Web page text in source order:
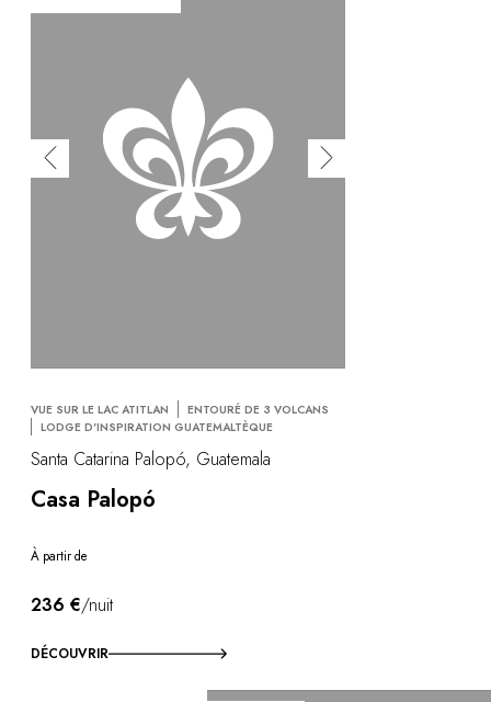
VUE SUR LE LAC ATITLAN
ENTOURÉ DE 3 VOLCANS
LODGE D'INSPIRATION GUATEMALTÈQUE
Santa Catarina Palopó, Guatemala
Casa Palopó
À partir de
236 €/nuit
DÉCOUVRIR